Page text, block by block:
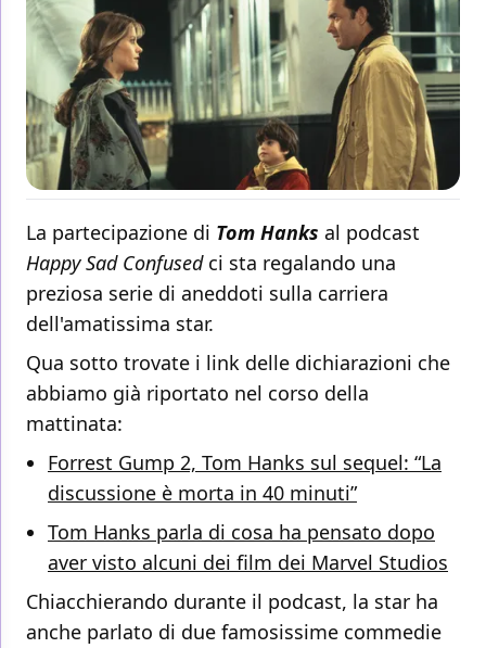
La partecipazione di Tom Hanks al podcast
Happy Sad Confusedci sta regalando una
preziosa serie di aneddoti sulla carriera
dell'amatissima star.
Qua sotto trovate i link delle dichiarazioni che
abbiamo già riportato nel corso della
mattinata:
Forrest Gump 2, Tom Hanks sul sequel: “La
discussione è morta in 40 minuti”
Tom Hanks parla di cosa ha pensato dopo
aver visto alcuni dei film dei Marvel Studios
Chiacchierando durante il podcast, la star ha
anche parlato di due famosissime commedie